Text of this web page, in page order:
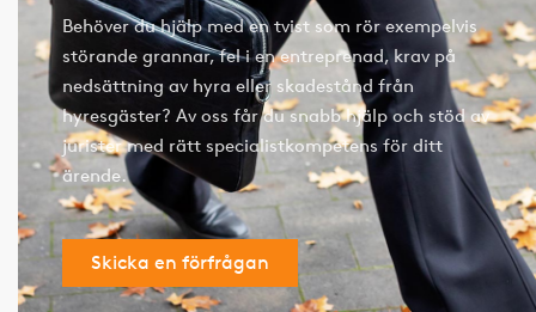
Behöver du hjälp med en tvist som rör exempelvis
störande grannar, fel i en entreprenad, krav på
nedsättning av hyra eller skadestånd från
hyresgäster? Av oss får du snabb hjälp och stöd av
jurister med rätt specialistkompetens för ditt
ärende.
Skicka en förfrågan